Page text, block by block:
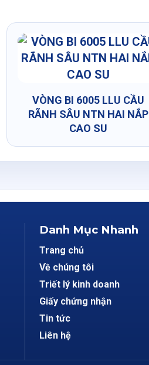
VÒNG BI 6005 LLU CẦU
RÃNH SÂU NTN HAI NẮP
CAO SU
Danh Mục Nhanh
Trang chủ
Về chúng tôi
Triết lý kinh doanh
Giấy chứng nhận
Tin tức
Liên hệ